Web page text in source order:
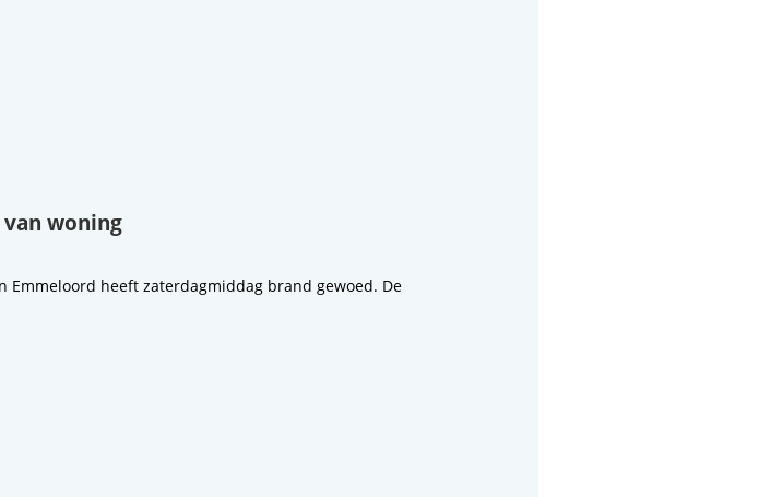
woning
Emmeloord heeft zaterdagmiddag brand gewoed. De